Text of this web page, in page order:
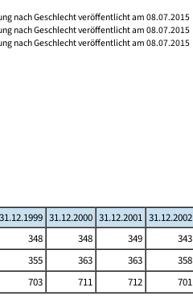
nach Geschlecht veröffentlicht am 08.07.2015
nach Geschlecht veröffentlicht am 08.07.2015
nach Geschlecht veröffentlicht am 08.07.2015
31.12.1999 31.12.2000 31.12.2001 31.12.2002
348 348 349 343
355 363 363 358
703 711 712 701